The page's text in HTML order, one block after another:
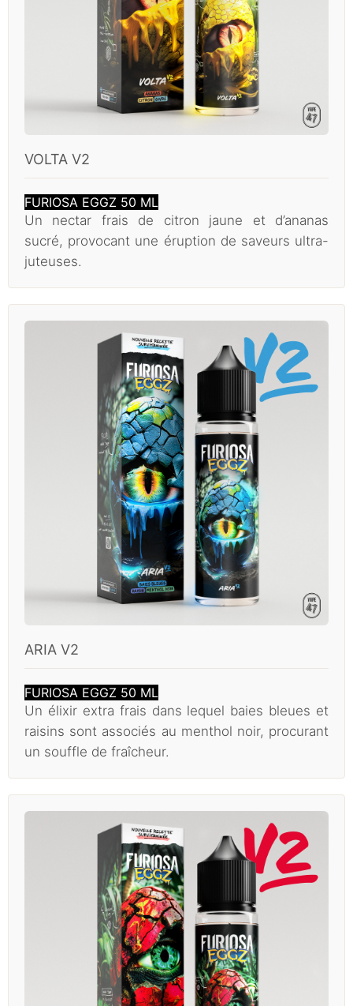
VOLTA V2
FURIOSA EGGZ 50 ML
Un nectar frais de citron jaune et d’ananas
sucré, provocant une éruption de saveurs ultra-
juteuses.
ARIA V2
FURIOSA EGGZ 50 ML
Un élixir extra frais dans lequel baies bleues et
raisins sont associés au menthol noir, procurant
un souffle de fraîcheur.